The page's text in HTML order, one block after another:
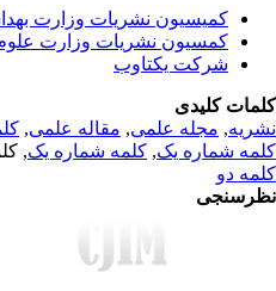
کمیسیون نشریات وزارت
کمسیون نشریات وزارت علوم
شرکت یکتاوب
کلیدی
,مجله علمی, مقاله علمی,
شماره یک,کلمه شماره یک,
دو